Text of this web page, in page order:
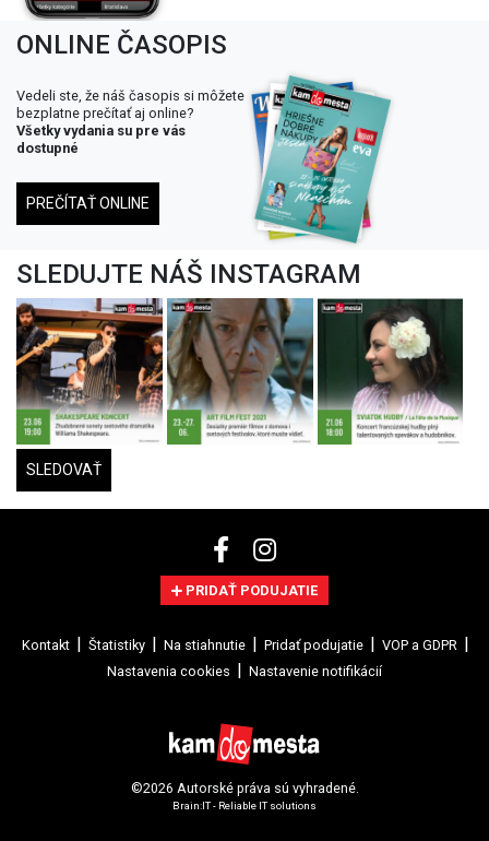
ONLINE ČASOPIS
Vedeli ste, že náš časopis si môžete
bezplatne prečítať aj online?
Všetky vydania su pre vás
dostupné
PREČÍTAŤ ONLINE
SLEDUJTE NÁŠ INSTAGRAM
SLEDOVAŤ
PRIDAŤ PODUJATIE
Kontakt Štatistiky Na stiahnutie Pridať podujatie
VOP a GDPR
Nastavenia cookies
Nastavenie notifikácií
©2026 Autorské práva sú vyhradené.
Brain:IT - Reliable IT solutions